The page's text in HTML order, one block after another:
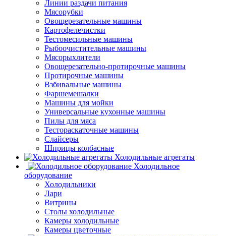
Линии раздачи питания
Мясорубки
Овощерезательные машины
Картофелечистки
Тестомесильные машины
Рыбоочистительные машины
Мясорыхлители
Овощерезательно-протирочные машины
Протирочные машины
Взбивальные машины
Фаршемешалки
Машины для мойки
Универсальные кухонные машины
Пилы для мяса
Тестораскаточные машины
Слайсеры
Шприцы колбасные
Холодильные агрегаты
Холодильное
оборудование
Холодильники
Лари
Витрины
Столы холодильные
Камеры холодильные
Камеры цветочные